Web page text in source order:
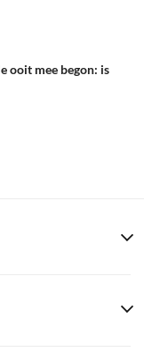
ooit mee begon: is